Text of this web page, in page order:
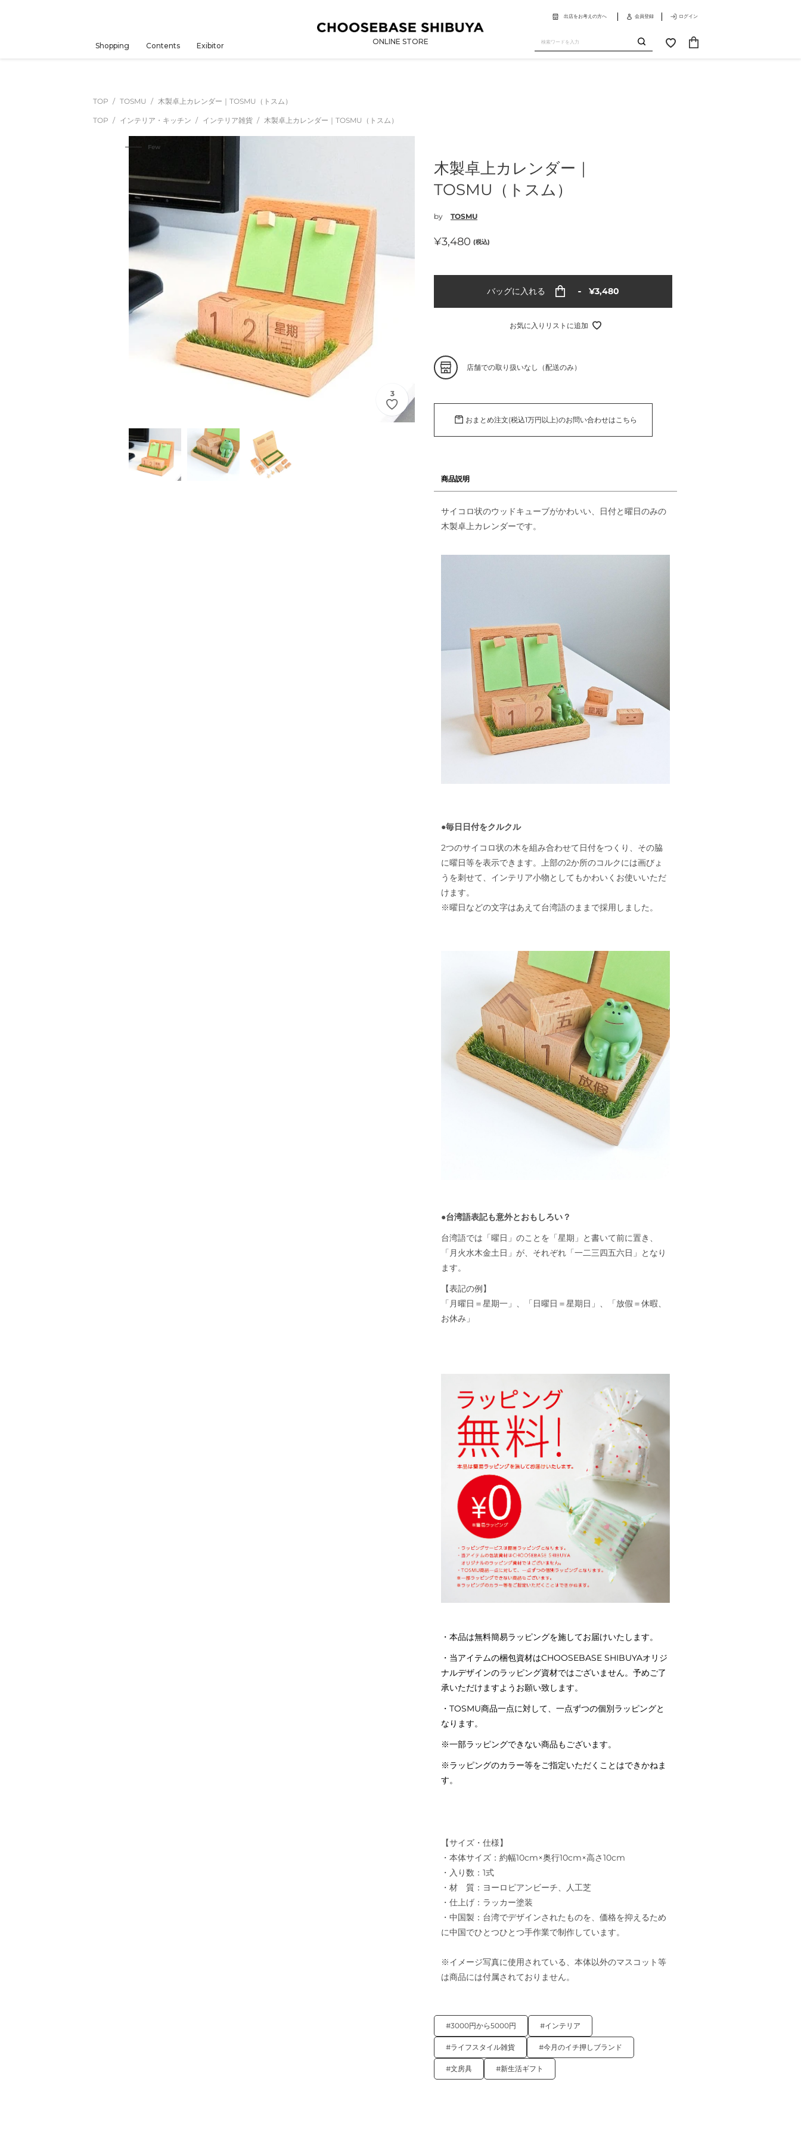
ONLINE STORE
Shopping Contents Exibitor
出店をお考えの方へ 会員登録 ログイン
送
お
TOP TOSMU 木製卓上カレンダー｜TOSMU（トスム）
TOP インテリア・キッチン インテリア雑貨 木製卓上カレンダー｜TOSMU（トスム）
Few
3
木製卓上カレンダー｜
TOSMU（トスム）
by TOSMU
通
価
¥3,480 (税込)
バッグに入れる 通
価
¥3,480
お気に入りリストに追加
カ
ー
に
を
す
る
店舗での取り扱いなし（配送のみ）
おまとめ注文(税込1万円以上)のお問い合わせはこちら
商品説明
サイコロ状のウッドキューブがかわいい、日付と曜日のみの
木製卓上カレンダーです。
●毎日日付をクルクル
2つのサイコロ状の木を組み合わせて日付をつくり、その脇
に曜日等を表示できます。上部の2か所のコルクには画びょ
うを刺せて、インテリア小物としてもかわいくお使いいただ
けます。
※曜日などの文字はあえて台湾語のままで採用しました。
●台湾語表記も意外とおもしろい？
台湾語では「曜日」のことを「星期」と書いて前に置き、
「月火水木金土日」が、それぞれ「一二三四五六日」となり
ます。
【表記の例】
「月曜日＝星期一」、「日曜日＝星期日」、「放假＝休暇、
お休み」
・本品は無料簡易ラッピングを施してお届けいたします。
・当アイテムの梱包資材はCHOOSEBASE SHIBUYAオリジ
ナルデザインのラッピング資材ではございません。 予めご了
承いただけますようお願い致します。
・TOSMU商品一点に対して、一点ずつの個別ラッピングと
なります。
※一部ラッピングできない商品もございます。
※ラッピングのカラー等をご指定いただくことはできかねま
す。
【サイズ・仕様】
・本体サイズ：約幅10cm×奥行10cm×高さ10cm
・入り数：1式
・材 質：ヨーロピアンビーチ、人工芝
・仕上げ：ラッカー塗装
・中国製：台湾でデザインされたものを、価格を抑えるため
に中国でひとつひとつ手作業で制作しています。
※イメージ写真に使用されている、本体以外のマスコット等
は商品には付属されておりません。
#3000円から5000円 #インテリア
#ライフスタイル雑貨 #今月のイチ押しブランド
#文房具 #新生活ギフト